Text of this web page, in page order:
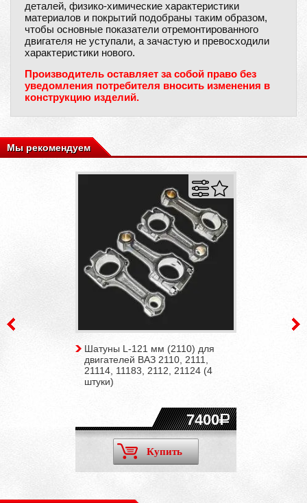
деталей, физико-химические характеристики
материалов и покрытий подобраны таким образом,
чтобы основные показатели отремонтированного
двигателя не уступали, а зачастую и превосходили
характеристики нового.
Производитель оставляет за собой право без
уведомления потребителя вносить изменения в
конструкцию изделий.
Мы рекомендуем
Шатуны L-121 мм (2110) для
двигателей ВАЗ 2110, 2111,
21114, 11183, 2112, 21124 (4
штуки)
7400
Купить